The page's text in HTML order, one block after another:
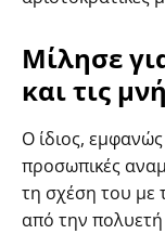
Μίλησε
και τις
Ο ίδιος,
προσωπικές
τη σχέση του με
από την